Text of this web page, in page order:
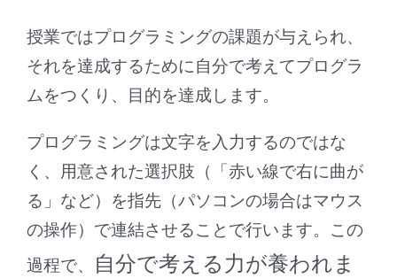
授業ではプログラミングの課題が与えられ、
それを達成するために自分で考えてプログラ
ムをつくり、目的を達成します。
プログラミングは文字を入力するのではな
く、用意された選択肢（「赤い線で右に曲が
る」など）を指先（パソコンの場合はマウス
の操作）で連結させることで行います。この
過程で、
自分で考える力が養われま